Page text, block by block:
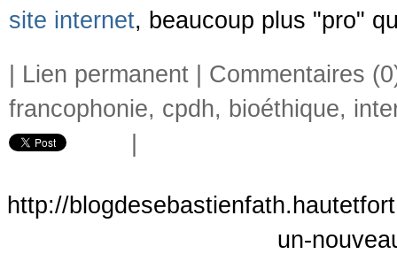
site internet, beaucoup plus "pro"
Lien permanent
Commentaires
francophonie, cpdh, bioéthique,
http://
un-